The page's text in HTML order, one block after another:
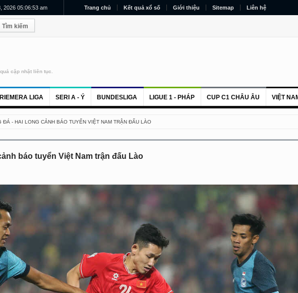
2026 05:06:54 am Trang chủ Kết quả xổ số Giới thiệu Sitemap Liên hệ
cập nhật liên tục.
LIGA SERI A - Ý BUNDESLIGA LIGUE 1 - PHÁP CUP C1 CHÂU ÂU VIỆT
ĐÁ - HAI LONG CẢNH BÁO TUYỂN VIỆT NAM TRẬN ĐẤU LÀO
báo tuyển Việt Nam trận đấu Lào